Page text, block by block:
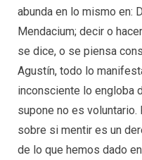
abunda en lo mismo en:
Mendacium; decir o
se dice, o se piensa
Agustín, todo lo
inconsciente lo engloba
supone no es
sobre si mentir es un
de lo que hemos dado